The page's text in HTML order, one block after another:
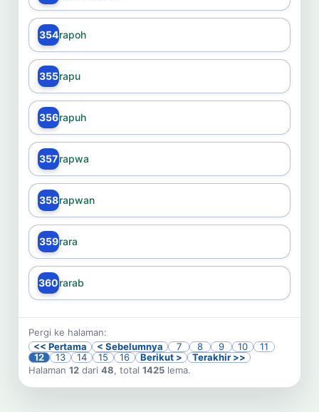
354rapoh
355rapu
356rapuh
357rapwa
358rapwan
359rara
360rarab
Pergi ke halaman:
<< Pertama
< Sebelumnya 7 8 9 10
11
12
13 14 15 16 Berikut >
Terakhir >>
Halaman 12 dari 48, total 1425 lema.